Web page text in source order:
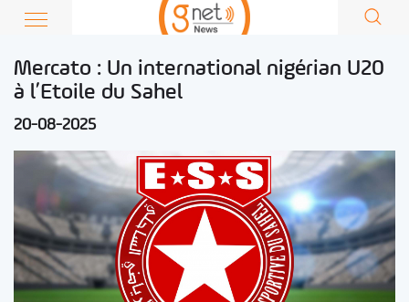
Mercato : Un international nigérian U20
à l’Etoile du Sahel
20-08-2025